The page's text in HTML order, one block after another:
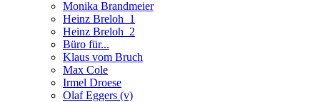
Monika Brandmeier
Heinz Breloh_1
Heinz Breloh_2
Büro für...
Klaus vom Bruch
Max Cole
Irmel Droese
Olaf Eggers (v)